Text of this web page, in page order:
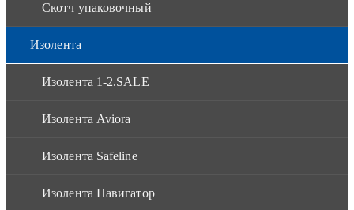
Скотч упаковочный
Изолента
Изолента 1-2.SALE
Изолента Aviora
Изолента Safeline
Изолента Навигатор